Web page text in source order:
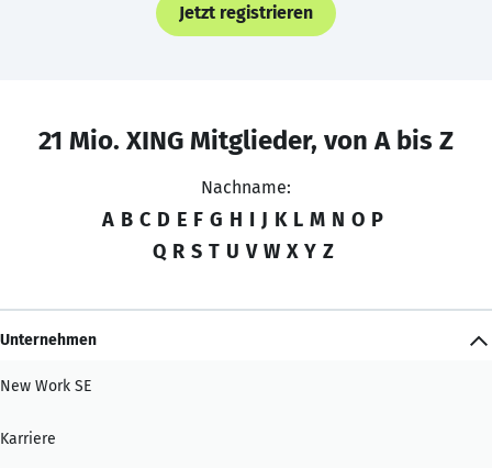
Jetzt registrieren
21 Mio. XING Mitglieder, von A bis Z
Nachname:
A B C D E F G H I J K L M N O P
Q R S T U V W X Y Z
Unternehmen
New Work SE
Karriere